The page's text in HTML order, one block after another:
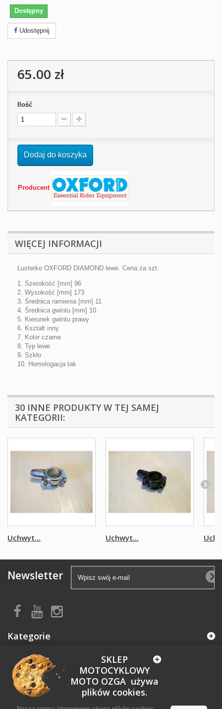
Dostępny
Udostępnij
65.00 zł
Ilość
Dodaj do koszyka
Producent
WIĘCEJ INFORMACJI
Lusterko OXFORD DIAMOND lewe. Cena za szt.
1. Szerokość [mm] 96
2. Wysokość [mm] 173
3. Średnica ramienia [mm] 11
4. Średnica gwintu [mm] 10
5. Kierunek gwintu prawy
6. Kształt inny
7. Kolor czarne
8. Typ lewe
9. Szkło
10. Homologacja tak
30 INNE PRODUKTY W TEJ SAMEJ
KATEGORII:
Uchwyt... Uchwyt...
Newsletter
Kategorie
Informacja
Moje konto
SKLEP
MOTOCYKLOWY
MOTO OZGA używa
plików cookies.